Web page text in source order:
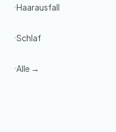
Haarausfall
Schlaf
Alle →